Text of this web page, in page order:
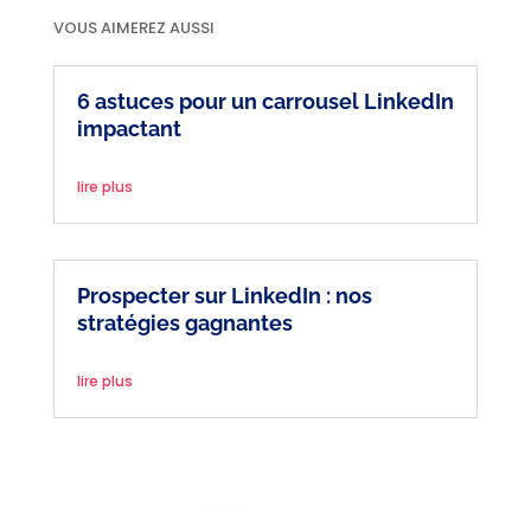
VOUS AIMEREZ AUSSI
6 astuces pour un carrousel LinkedIn
impactant
lire plus
Prospecter sur LinkedIn : nos
stratégies gagnantes
lire plus